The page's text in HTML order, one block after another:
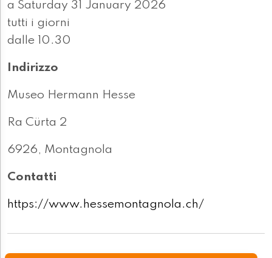
a Saturday 31 January 2026
tutti i giorni
dalle 10.30
Indirizzo
Museo Hermann Hesse
Ra Cürta 2
6926, Montagnola
Contatti
https://www.hessemontagnola.ch/